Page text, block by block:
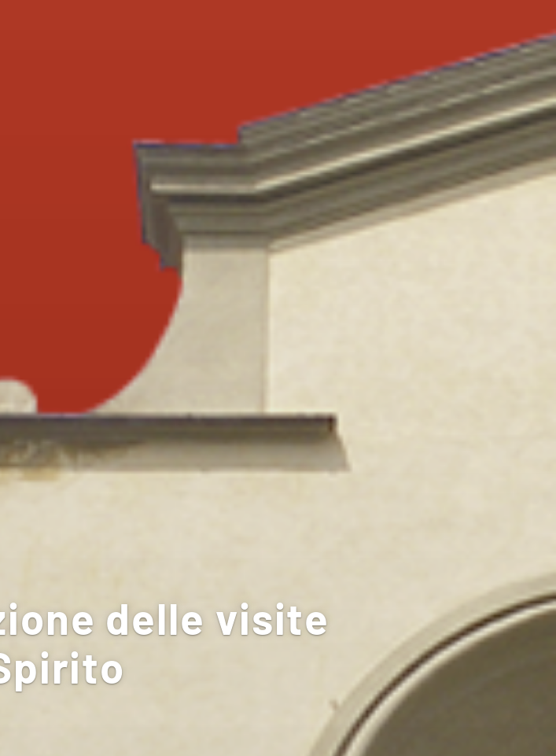
delle visite